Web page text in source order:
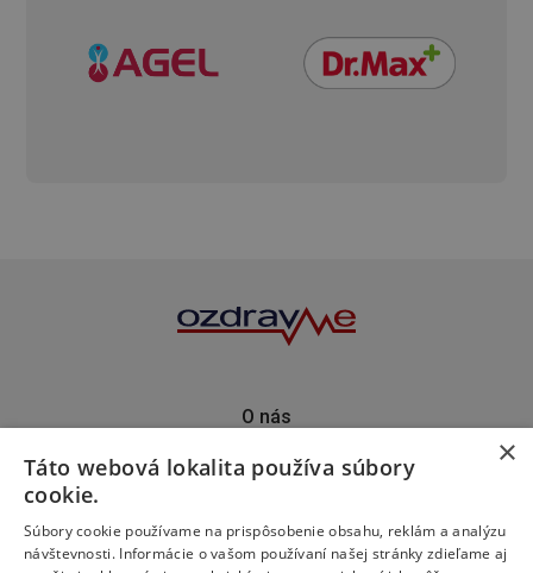
O nás
Predplatné
Podporte nás
×
Táto webová lokalita používa súbory
cookie.
Súbory cookie používame na prispôsobenie obsahu, reklám a analýzu
návštevnosti. Informácie o vašom používaní našej stránky zdieľame aj